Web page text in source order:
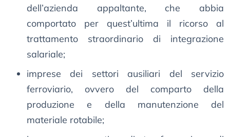
dell’azienda appaltante, che abbia
comportato per quest’ultima il ricorso al
trattamento straordinario di integrazione
salariale;
imprese dei settori ausiliari del servizio
ferroviario, ovvero del comparto della
produzione e della manutenzione del
materiale rotabile;